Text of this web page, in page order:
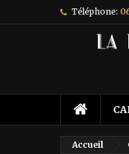
Téléphone:
Accueil